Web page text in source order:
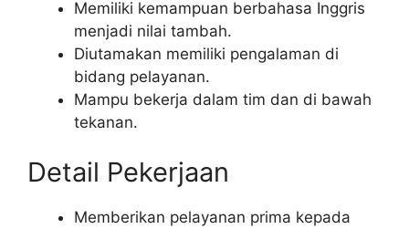
Memiliki kemampuan berbahasa Inggris
menjadi nilai tambah.
Diutamakan memiliki pengalaman di
bidang pelayanan.
Mampu bekerja dalam tim dan di bawah
tekanan.
Detail Pekerjaan
Memberikan pelayanan prima kepada